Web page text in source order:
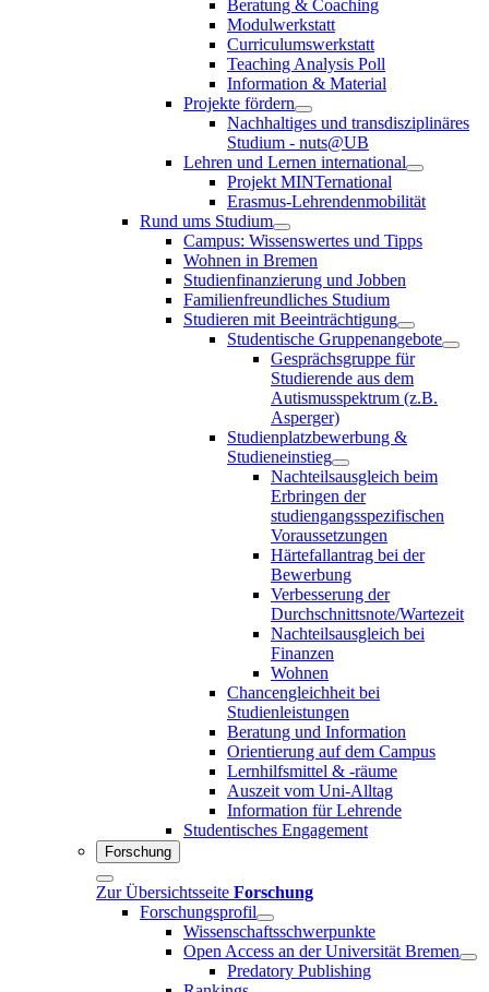
Beratung & Coaching
Modulwerkstatt
Curriculumswerkstatt
Teaching Analysis Poll
Information & Material
Projekte fördern
Nachhaltiges und transdisziplinäres
Studium - nuts@UB
Lehren und Lernen international
Projekt MINTernational
Erasmus-Lehrendenmobilität
Rund ums Studium
Campus: Wissenswertes und Tipps
Wohnen in Bremen
Studienfinanzierung und Jobben
Familienfreundliches Studium
Studieren mit Beeinträchtigung
Studentische Gruppenangebote
Gesprächsgruppe für
Studierende aus dem
Autismusspektrum (z.B.
Asperger)
Studienplatzbewerbung &
Studieneinstieg
Nachteilsausgleich beim
Erbringen der
studiengangsspezifischen
Voraussetzungen
Härtefallantrag bei der
Bewerbung
Verbesserung der
Durchschnittsnote/Wartezeit
Nachteilsausgleich bei
Finanzen
Wohnen
Chancengleichheit bei
Studienleistungen
Beratung und Information
Orientierung auf dem Campus
Lernhilfsmittel & -räume
Auszeit vom Uni-Alltag
Information für Lehrende
Studentisches Engagement
Forschung
Zur Übersichtsseite Forschung
Forschungsprofil
Wissenschaftsschwerpunkte
Open Access an der Universität Bremen
Predatory Publishing